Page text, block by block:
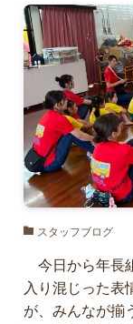
スタッフブログ
今日から年長
入り混じった表
が、みんなが揃